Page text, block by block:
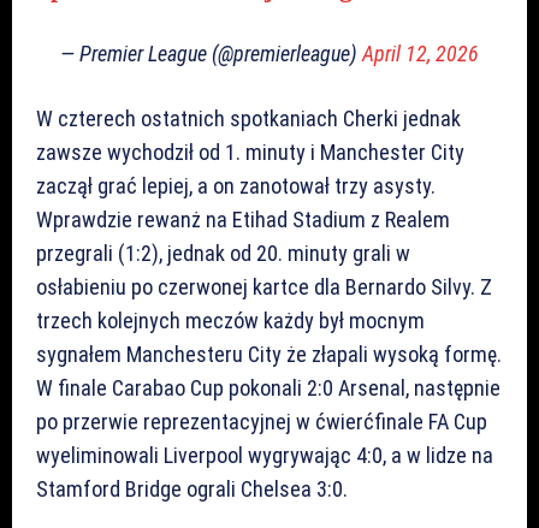
— Premier League (@premierleague) April 12, 2026
W czterech ostatnich spotkaniach Cherki jednak
zawsze wychodził od 1. minuty i Manchester City
zaczął grać lepiej, a on zanotował trzy asysty.
Wprawdzie rewanż na Etihad Stadium z Realem
przegrali (1:2), jednak od 20. minuty grali w
osłabieniu po czerwonej kartce dla Bernardo Silvy. Z
trzech kolejnych meczów każdy był mocnym
sygnałem Manchesteru City że złapali wysoką formę.
W finale Carabao Cup pokonali 2:0 Arsenal, następnie
po przerwie reprezentacyjnej w ćwierćfinale FA Cup
wyeliminowali Liverpool wygrywając 4:0, a w lidze na
Stamford Bridge ograli Chelsea 3:0.